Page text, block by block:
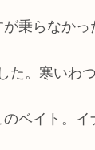
乗らなかっ
た。寒いわ
ベイト。イ